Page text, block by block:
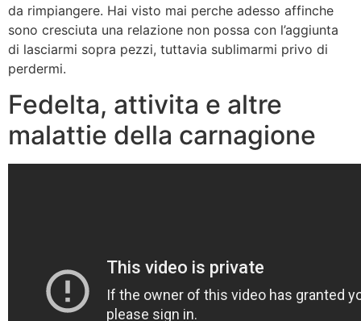
da rimpiangere. Hai visto mai perche adesso affinche
sono cresciuta una relazione non possa con l’aggiunta
di lasciarmi sopra pezzi, tuttavia sublimarmi privo di
perdermi.
Fedelta, attivita e altre
malattie della carnagione